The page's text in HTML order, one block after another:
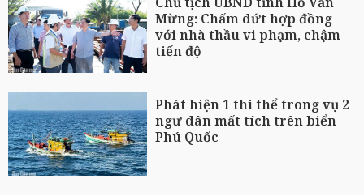
Mừng: Chấm dứt hợp đồng
với nhà thầu vi phạm, chậm
tiến độ
Phát hiện 1 thi thể trong vụ 2
ngư dân mất tích trên biển
Phú Quốc